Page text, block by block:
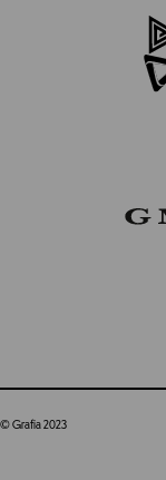
© Grafia 2023